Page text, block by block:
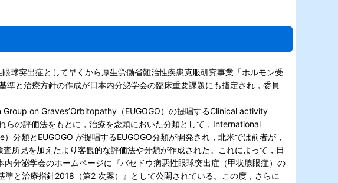
球突出症として早くから厚生労働省難治性疾患克服研究事業「ホルモン受
と治療方針の作成が日本内分泌学会の臨床重要課題にも指定され，委員
on Graves’Orbitopathy（EUGOGO）の提唱するClinical activity
らの評価法をもとに，治療を念頭においた分類として，International
類とEUGOGO が提唱するEUGOGO分類が開発され，北米では前者が，
所見を加えたより客観的な評価法や分類が作成された。これによって，日
分泌学会のホームページに『バセドウ病悪性眼球突出症（甲状腺眼症）の
と治療指針2018（第2 次案）』として公開されている。この度，さらに